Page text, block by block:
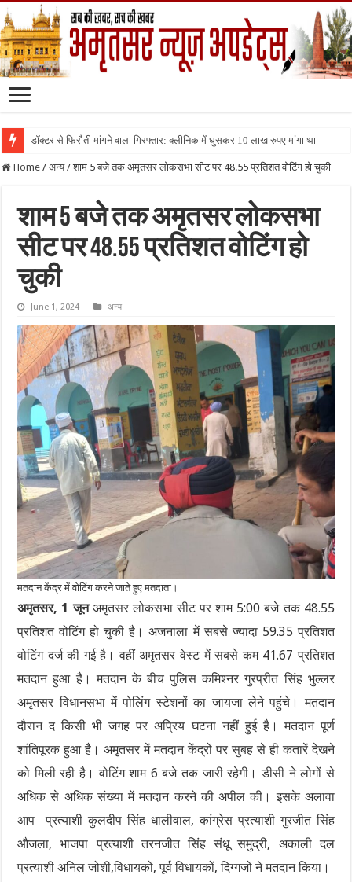
डॉक्टर से फिरौती मांगने वाला गिरफ्तार: क्लीनिक में घुसकर 10 लाख रुपए मांगा था
Home / अन्य / शाम 5 बजे तक अमृतसर लोकसभा सीट पर 48.55 प्रतिशत वोटिंग हो चुकी
शाम 5 बजे तक अमृतसर लोकसभा
सीट पर 48.55 प्रतिशत वोटिंग हो
चुकी
June 1, 2024 अन्य
मतदान केंद्र में वोटिंग करने जाते हुए मतदाता।
अमृतसर, 1 जून अमृतसर लोकसभा सीट पर शाम 5:00 बजे तक 48.55
प्रतिशत वोटिंग हो चुकी है। अजनाला में सबसे ज्यादा 59.35 प्रतिशत
वोटिंग दर्ज की गई है। वहीं अमृतसर वेस्ट में सबसे कम 41.67 प्रतिशत
मतदान हुआ है। मतदान के बीच पुलिस कमिश्नर गुरप्रीत सिंह भुल्लर
अमृतसर विधानसभा में पोलिंग स्टेशनों का जायजा लेने पहुंचे। मतदान
दौरान द किसी भी जगह पर अप्रिय घटना नहीं हुई है। मतदान पूर्ण
शांतिपूरक हुआ है। अमृतसर में मतदान केंद्रों पर सुबह से ही कतारें देखने
को मिली रही है। वोटिंग शाम 6 बजे तक जारी रहेगी। डीसी ने लोगों से
अधिक से अधिक संख्या में मतदान करने की अपील की। इसके अलावा
आप प्रत्याशी कुलदीप सिंह धालीवाल, कांग्रेस प्रत्याशी गुरजीत सिंह
औजला, भाजपा प्रत्याशी तरनजीत सिंह संधू समुद्री, अकाली दल
प्रत्याशी अनिल जोशी,विधायकों, पूर्व विधायकों, दिग्गजों ने मतदान किया।